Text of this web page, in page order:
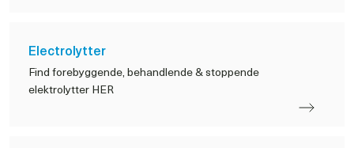
Electrolytter
Find forebyggende, behandlende & stoppende
elektrolytter HER